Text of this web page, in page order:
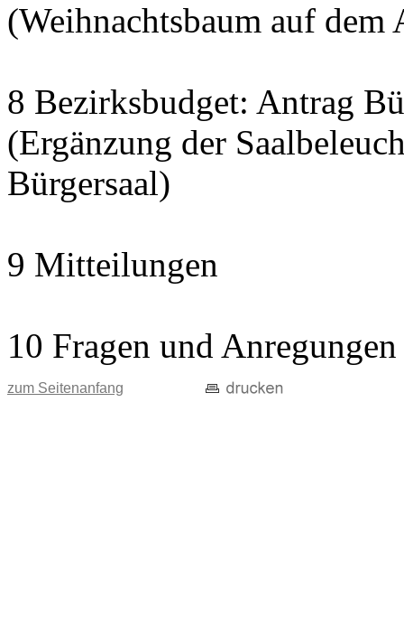
(Weihnachtsbaum auf
8 Bezirksbudget: Antrag
(Ergänzung der
Bürgersaal)
9 Mitteilungen
10 Fragen und Anregungen
zum Seitenanfang